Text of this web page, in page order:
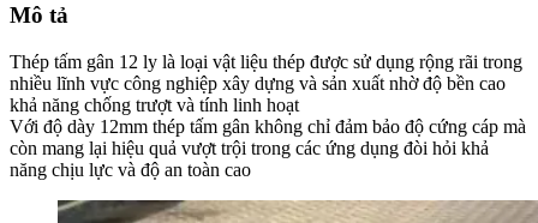
Mô tả
Thép tấm gân 12 ly là loại vật liệu thép được sử dụng rộng rãi trong
nhiều lĩnh vực công nghiệp xây dựng và sản xuất nhờ độ bền cao
khả năng chống trượt và tính linh hoạt
Với độ dày 12mm thép tấm gân không chỉ đảm bảo độ cứng cáp mà
còn mang lại hiệu quả vượt trội trong các ứng dụng đòi hỏi khả
năng chịu lực và độ an toàn cao